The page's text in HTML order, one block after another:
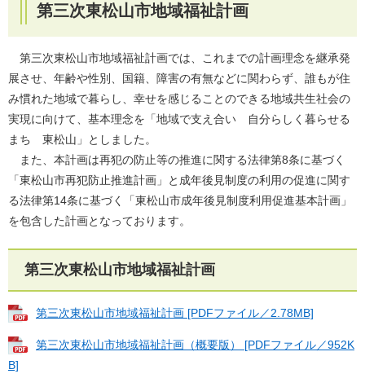
第三次東松山市地域福祉計画
第三次東松山市地域福祉計画では、これまでの計画理念を継承発
展させ、年齢や性別、国籍、障害の有無などに関わらず、誰もが住
み慣れた地域で暮らし、幸せを感じることのできる地域共生社会の
実現に向けて、基本理念を「地域で支え合い 自分らしく暮らせる
まち 東松山」としました。
また、本計画は再犯の防止等の推進に関する法律第8条に基づく
「東松山市再犯防止推進計画」と成年後見制度の利用の促進に関す
る法律第14条に基づく「東松山市成年後見制度利用促進基本計画」
を包含した計画となっております。
第三次東松山市地域福祉計画
第三次東松山市地域福祉計画 [PDFファイル／2.78MB]
第三次東松山市地域福祉計画（概要版） [PDFファイル／952K
B]